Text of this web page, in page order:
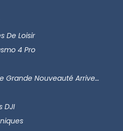
De Loisir
4 Pro
Grande Nouveauté Arrive…
DJI